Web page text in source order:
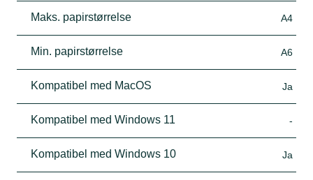
Maks. papirstørrelse A4
Min. papirstørrelse A6
Kompatibel med MacOS Ja
Kompatibel med Windows 11 -
Kompatibel med Windows 10 Ja